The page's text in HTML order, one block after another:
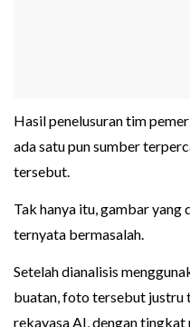
Hasil penelusuran tim
ada satu pun sumber
tersebut.
Tak hanya itu, gambar yang
ternyata bermasalah.
Setelah dianalisis
buatan, foto tersebut justru
rekayasa AI, dengan